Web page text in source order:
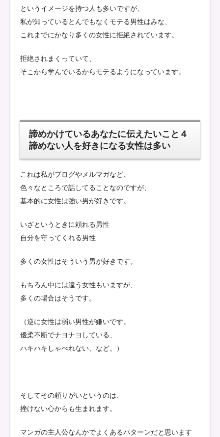
というイメージを持つ人も多いですが、
私が知っているとんでもなくモテる男性はみな、
これまでにかなり多くの女性に拒絶されています。
拒絶されまくっていて、
そこから学んでいるからモテるようになっています。
諦めかけているあなたに伝えたいこと４
諦めない人を好きになる女性は多い
これは私がブログやメルマガなど、
色々なところで話してることなのですが、
基本的に女性は強い男が好きです。
いざというときに頼れる男性
自分を守ってくれる男性
多くの女性はそういう男が好きです。
もちろん中には違う女性もいますが、
多くの場合はそうです。
（逆に女性は弱い男性が嫌いです。
優柔不断でナヨナヨしている、
ハキハキしゃべれない、など。）
そしてその頼りがいというのは、
挫けない心からも生まれます。
マンガの主人公なんかでよくあるパターンだと思います